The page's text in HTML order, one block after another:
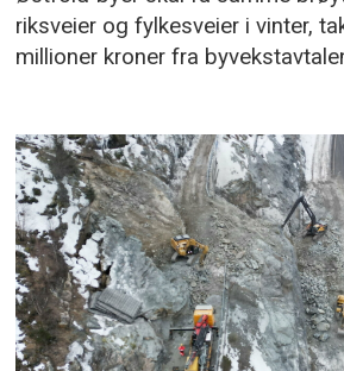
riksveier og fylkesveier i vinter,
millioner kroner fra